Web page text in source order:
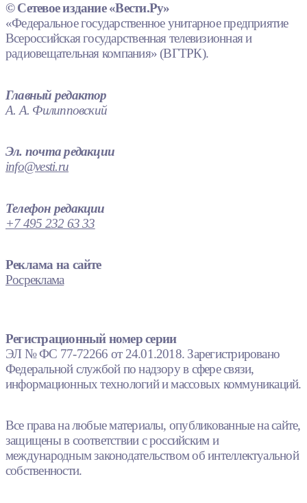
© Сетевое издание «Вести.Ру»
«Федеральное государственное унитарное предприятие
Всероссийская государственная телевизионная и
радиовещательная компания» (ВГТРК).
Главный редактор
А. А. Филипповский
Эл. почта редакции
info@vesti.ru
Телефон редакции
+7 495 232 63 33
Реклама на сайте
Росреклама
Регистрационный номер серии
ЭЛ № ФС 77-72266 от 24.01.2018. Зарегистрировано
Федеральной службой по надзору в сфере связи,
информационных технологий и массовых коммуникаций.
Все права на любые материалы, опубликованные на сайте,
защищены в соответствии с российским и
международным законодательством об интеллектуальной
собственности.